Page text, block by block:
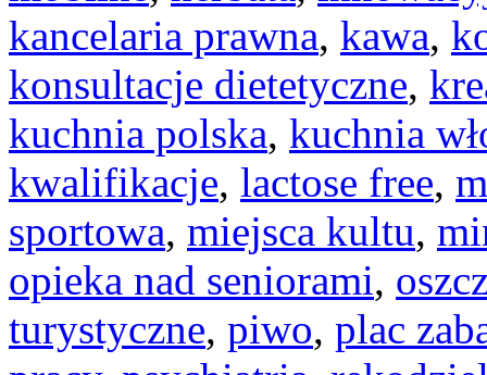
kancelaria prawna, kawa,
konsultacje dietetyczne,
kuchnia polska, kuchnia
kwalifikacje, lactose free,
sportowa, miejsca kultu,
opieka nad seniorami,
turystyczne, piwo, plac